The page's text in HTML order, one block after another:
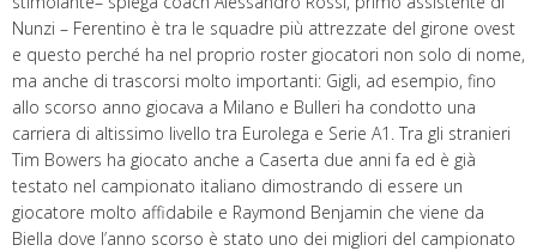
Nunzi – Ferentino è tra le squadre più attrezzate del girone ovest
e questo perché ha nel proprio roster giocatori non solo di nome,
ma anche di trascorsi molto importanti: Gigli, ad esempio, fino
allo scorso anno giocava a Milano e Bulleri ha condotto una
carriera di altissimo livello tra Eurolega e Serie A1. Tra gli stranieri
Tim Bowers ha giocato anche a Caserta due anni fa ed è già
testato nel campionato italiano dimostrando di essere un
giocatore molto affidabile e Raymond Benjamin che viene da
Biella dove l’anno scorso è stato uno dei migliori del campionato